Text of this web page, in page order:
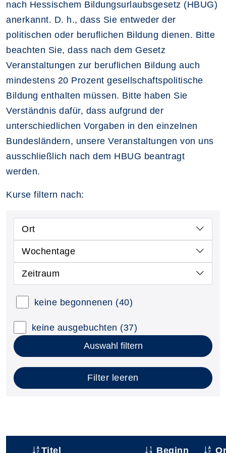
nach Hessischem Bildungsurlaubsgesetz (HBUG)
anerkannt. D. h., dass Sie entweder der
politischen oder beruflichen Bildung dienen. Bitte
beachten Sie, dass nach dem Gesetz
Veranstaltungen zur beruflichen Bildung auch
mindestens 20 Prozent gesellschaftspolitische
Bildung enthalten müssen. Bitte haben Sie
Verständnis dafür, dass aufgrund der
unterschiedlichen Vorgaben in den einzelnen
Bundesländern, unsere Veranstaltungen von uns
ausschließlich nach dem HBUG beantragt
werden.
Kurse filtern nach:
Ort
Wochentage
Zeitraum
keine begonnenen (40)
keine ausgebuchten (37)
Auswahl filtern
Filter leeren
Titel Beginn